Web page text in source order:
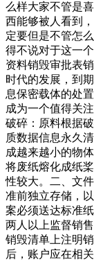
么样大家不管是
西能够被人看到
定要但是不管怎
得不说对于这一
资料销毁审批表
时代的发展，到
息保密载体的处
成为一个值得关
破碎：原料根据
质数据信息永久
成越来越小的物
将废纸熔化成纸
性较大。二、文
准前独立存储，
案必须送达标准
两人以上监督销
销毁清单上注明
后，账户应在相